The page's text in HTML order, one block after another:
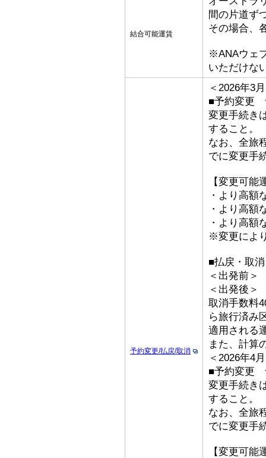
結合可能運賃
間の片道ず
その場合、
※ANAウェ
いただけな
予約変更/払戻/取消
＜2026年3
■予約変更
変更手続き
すること。
なお、全旅
でに変更手
【変更可能
・より高額
・より高額
・より高額
※変更によ
■払戻・取消
＜出発前＞
＜出発後
取消手数料
ら旅行済み
適用される
また、計算
＜2026年4
■予約変更
変更手続き
すること。
なお、全旅
でに変更手
【変更可能